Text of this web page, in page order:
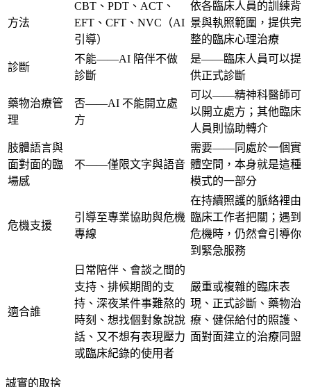
方法
CBT、PDT、ACT、
EFT、CFT、NVC（AI
引導）
依各臨床人員的訓練背
景與執照範圍，提供完
整的臨床心理治療
診斷
不能——AI 陪伴不做
診斷
是——臨床人員可以提
供正式診斷
藥物治療管
理
否——AI 不能開立處
方
可以——精神科醫師可
以開立處方；其他臨床
人員則協助轉介
肢體語言與
面對面的臨
場感
不——僅限文字與語音
需要——同處於一個實
體空間，本身就是這種
模式的一部分
危機支援
引導至專業協助與危機
專線
在持續照護的脈絡裡由
臨床工作者把關；遇到
危機時，仍然會引導你
到緊急服務
適合誰
日常陪伴、會談之間的
支持、排候期間的支
持、深夜某件事難熬的
時刻、想找個對象說說
話、又不想有表現壓力
或臨床紀錄的使用者
嚴重或複雜的臨床表
現、正式診斷、藥物治
療、健保給付的照護、
面對面建立的治療同盟
誠實的取捨